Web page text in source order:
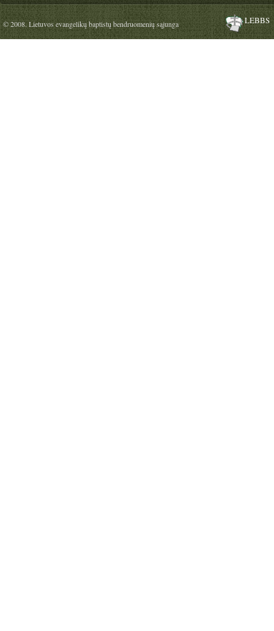
© 2008. Lietuvos evangelikų baptistų bendruomenių sąjunga LEBBS